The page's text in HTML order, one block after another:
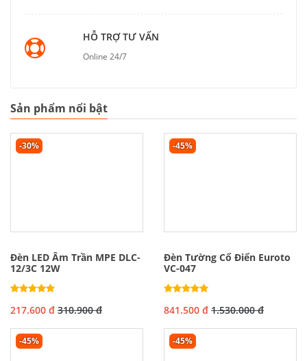
HỖ TRỢ TƯ VẤN
Online 24/7
Sản phẩm nổi bật
-30%
Đèn LED Âm Trần MPE DLC-
12/3C 12W
217.600 đ 310.900 đ
-45%
Đèn Tường Cổ Điển Euroto
VC-047
841.500 đ 1.530.000 đ
-45% -45%